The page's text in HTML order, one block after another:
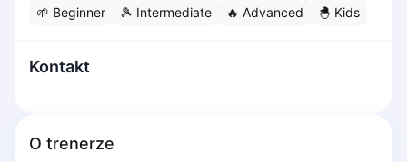
Dabrowa Gornicza
Kalisz
🌱 Beginner 🎾 Intermediate 🔥 Advanced 🐣 Kids
Kontakt
O trenerze